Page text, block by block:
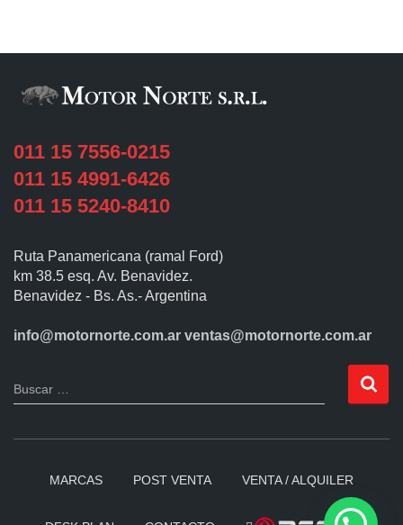
011 15 7556-0215
011 15 4991-6426
011 15 5240-8410
Ruta Panamericana (ramal Ford)
km 38.5 esq. Av. Benavidez.
Benavidez - Bs. As.- Argentina
info@motornorte.com.ar ventas@motornorte.com.ar
Buscar …
MARCAS POST VENTA VENTA / ALQUILER